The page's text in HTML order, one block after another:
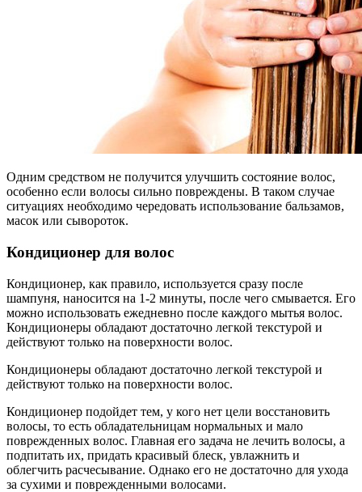
Одним средством не получится улучшить состояние волос,
особенно если волосы сильно повреждены. В таком случае
ситуациях необходимо чередовать использование бальзамов,
масок или сывороток.
Кондиционер для волос
Кондиционер, как правило, используется сразу после
шампуня, наносится на 1-2 минуты, после чего смывается. Его
можно использовать ежедневно после каждого мытья волос.
Кондиционеры обладают достаточно легкой текстурой и
действуют только на поверхности волос.
Кондиционеры обладают достаточно легкой текстурой и
действуют только на поверхности волос.
Кондиционер подойдет тем, у кого нет цели восстановить
волосы, то есть обладательницам нормальных и мало
поврежденных волос. Главная его задача не лечить волосы, а
подпитать их, придать красивый блеск, увлажнить и
облегчить расчесывание. Однако его не достаточно для ухода
за сухими и поврежденными волосами.